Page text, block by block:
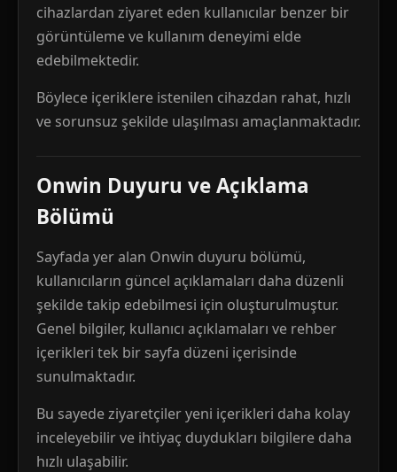
cihazlardan ziyaret eden kullanıcılar benzer bir
görüntüleme ve kullanım deneyimi elde
edebilmektedir.
Böylece içeriklere istenilen cihazdan rahat, hızlı
ve sorunsuz şekilde ulaşılması amaçlanmaktadır.
Onwin Duyuru ve Açıklama
Bölümü
Sayfada yer alan Onwin duyuru bölümü,
kullanıcıların güncel açıklamaları daha düzenli
şekilde takip edebilmesi için oluşturulmuştur.
Genel bilgiler, kullanıcı açıklamaları ve rehber
içerikleri tek bir sayfa düzeni içerisinde
sunulmaktadır.
Bu sayede ziyaretçiler yeni içerikleri daha kolay
inceleyebilir ve ihtiyaç duydukları bilgilere daha
hızlı ulaşabilir.